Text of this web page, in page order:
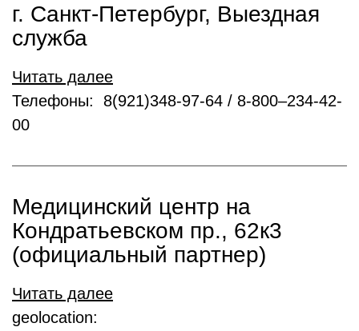
г. Санкт-Петербург, Выездная
служба
Читать далее
Телефоны: 8(921)348-97-64 / 8-800–234-42-
00
Медицинский центр на
Кондратьевском пр., 62к3
(официальный партнер)
Читать далее
geolocation: